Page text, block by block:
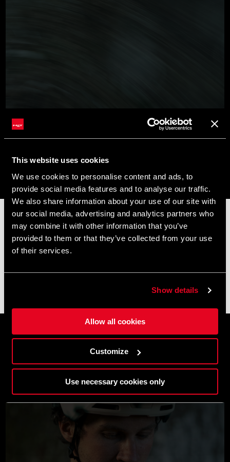
This website uses cookies
We use cookies to personalise content and ads, to
provide social media features and to analyse our traffic.
We also share information about your use of our site with
our social media, advertising and analytics partners who
may combine it with other information that you’ve
provided to them or that they’ve collected from your use
of their services.
Show details
Allow all cookies
Customize
Use necessary cookies only
Legit Carbon
Die Race-Version. Entwickelt im World Cup, reduziert
auf das, was zählt. Leichter, präziser, kompromisslos
auf Speed. Wenn es nicht nur ums Runterkommen
geht, sondern ums Schnellsein.
Legit
Dein Go-to für Bikepark und Shuttle-Days. Robust,
direkt, verlässlich – genau das, was du willst, wenn
📦 SOMMERFERIENHINWEIS 📦
Unser Büro und unser Lager bleiben vom8. bis 17. August
aufgrund der Sommerpause geschlossen.